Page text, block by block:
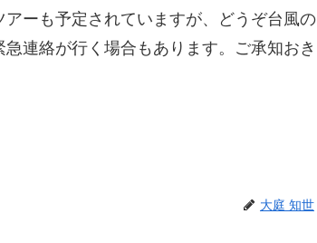
ーも予定されていますが、どうぞ台風の
連絡が行く場合もあります。ご承知おき
大庭 知世